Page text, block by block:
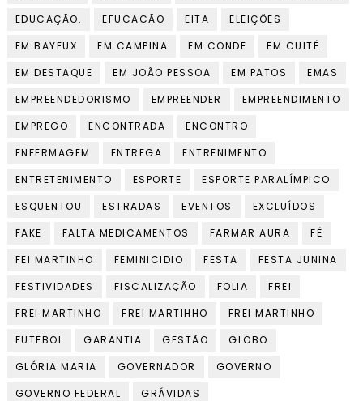
EDUCAÇÃO.
EFUCACÃO EITA
ELEIÇÕES
EM BAYEUX
EM CAMPINA EM CONDE
EM CUITÉ
EM DESTAQUE
EM JOÃO PESSOA EM PATOS
EMAS
EMPREENDEDORISMO
EMPREENDER
EMPREENDIMENTO
EMPREGO
ENCONTRADA
ENCONTRO
ENFERMAGEM
ENTREGA
ENTRENIMENTO
ENTRETENIMENTO
ESPORTE
ESPORTE PARALÍMPICO
ESQUENTOU
ESTRADAS EVENTOS
EXCLUÍDOS
FAKE
FALTA MEDICAMENTOS FARMAR AURA
FÉ
FEI MARTINHO
FEMINICIDIO FESTA
FESTA JUNINA
FESTIVIDADES
FISCALIZAÇÃO FOLIA
FREI
FREI MARTINHO
FREI MARTIHHO
FREI MARTINHO
FUTEBOL
GARANTIA GESTÃO
GLOBO
GLÓRIA MARIA
GOVERNADOR
GOVERNO
GOVERNO FEDERAL
GRÁVIDAS